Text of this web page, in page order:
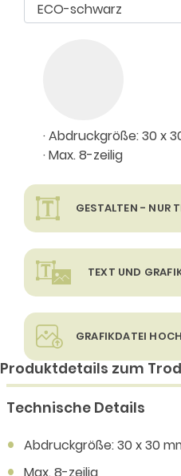
· Abdruckgröße: 30 x
· Max. 8-zeilig
GESTALTEN - NUR
TEXT UND
GRAFIKDATEI
Produktdetails zum
Technische Details
Abdruckgröße: 30 x 30